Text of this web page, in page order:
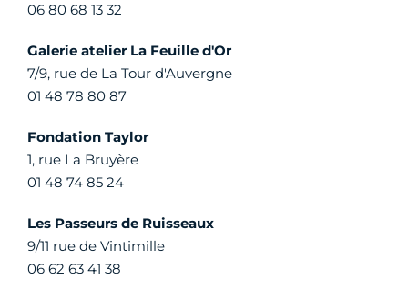
06 80 68 13 32
Galerie atelier La Feuille d'Or
7/9, rue de La Tour d'Auvergne
01 48 78 80 87
Fondation Taylor
1, rue La Bruyère
01 48 74 85 24
Les Passeurs de Ruisseaux
9/11 rue de Vintimille
06 62 63 41 38